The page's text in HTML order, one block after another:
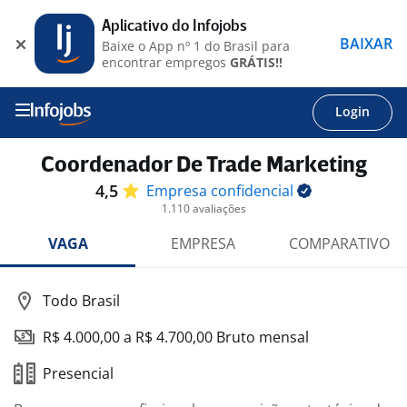
Login
Coordenador De Trade Marketing
4,5 Empresa confidencial
1.110 avaliações
VAGA EMPRESA COMPARATIVO
Todo Brasil
R$ 4.000,00 a R$ 4.700,00 Bruto mensal
Presencial
Aplicativo do Infojobs
Baixe o App nº 1 do Brasil para
encontrar empregos GRÁTIS!!
BAIXAR